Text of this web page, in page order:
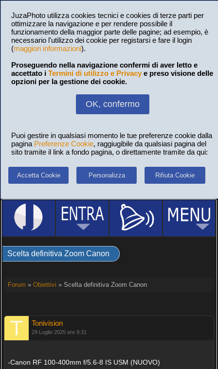
JuzaPhoto utilizza cookies tecnici e cookies di terze parti per
ottimizzare la navigazione e per rendere possibile il
funzionamento della maggior parte delle pagine; ad esempio, è
necessario l'utilizzo dei cookie per registarsi e fare il login
(maggiori informazioni).
Proseguendo nella navigazione confermi di aver letto e
accettato i Termini di utilizzo e Privacy e preso visione delle
opzioni per la gestione dei cookie.
OK, confermo
Puoi gestire in qualsiasi momento le tue preferenze cookie dalla
pagina Preferenze Cookie, raggiugibile da qualsiasi pagina del
sito tramite il link a fondo pagina, o direttamente tramite da qui:
Accetta Cookie Personalizza Rifiuta Cookie
Scelta definitiva Zoom Canon
Forum » Obiettivi » Scelta definitiva Zoom Canon
Tonivision
29 Luglio 2025 ore 9:31
-Canon RF 100-400mm f/5.6-8 IS USM (NUOVO)